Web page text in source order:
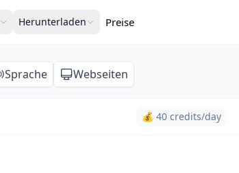
Herunterladen Preise
Sprache Webseiten
💰 40 credits/day